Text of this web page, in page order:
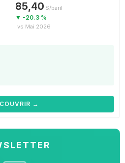
85,40 $/baril
▼ -20.3 %
vs Mai 2026
→